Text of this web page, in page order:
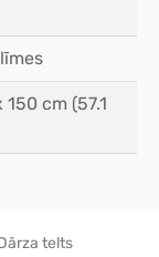
cm (57.1
telts